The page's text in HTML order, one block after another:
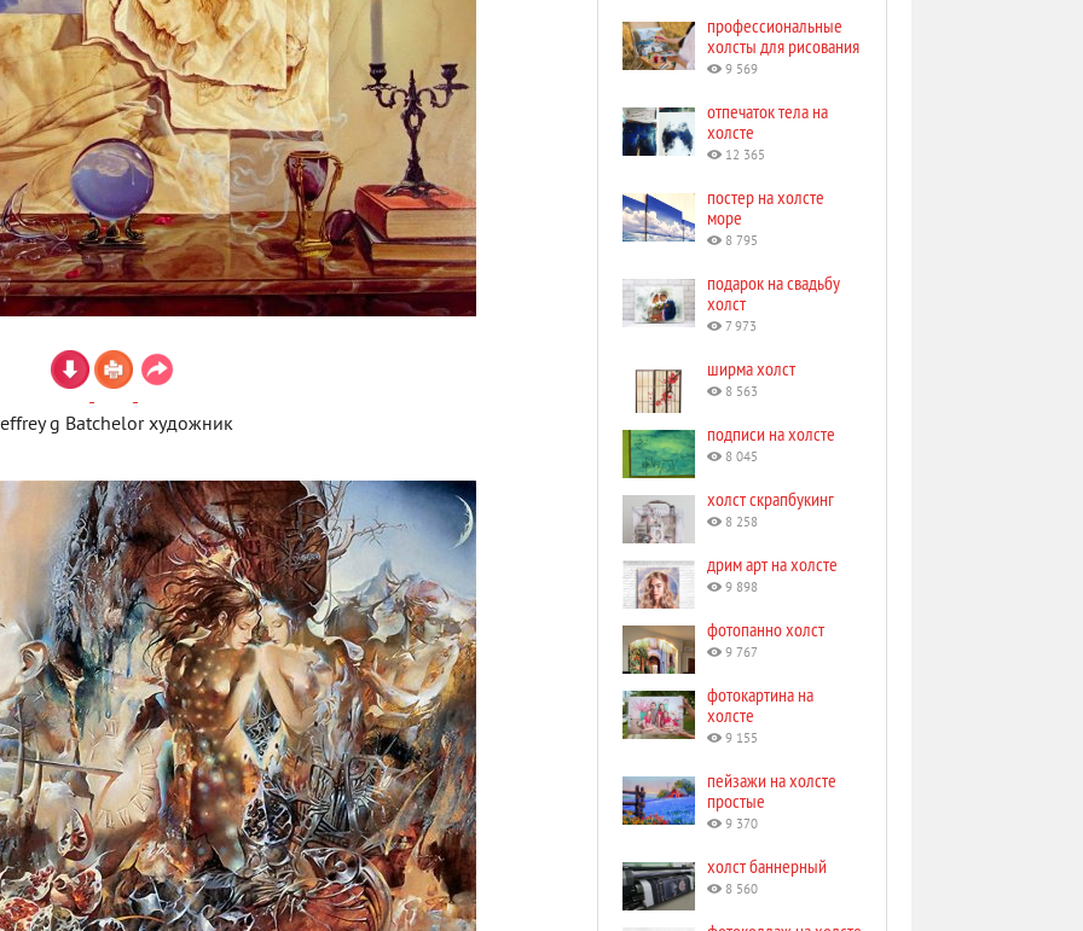
g Batchelor художник
профессиональные
холсты для рисования
9 569
отпечаток тела на
холсте
12 365
постер на холсте
море
8 795
подарок на свадьбу
холст
7 973
ширма холст
8 563
подписи на холсте
8 045
холст скрапбукинг
8 258
дрим арт на холсте
9 898
фотопанно холст
9 767
фотокартина на
холсте
9 155
пейзажи на холсте
простые
9 370
холст баннерный
8 560